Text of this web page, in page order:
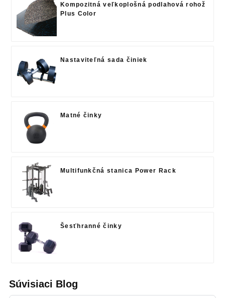
Kompozitná veľkoplošná podlahová rohož
Plus Color
Nastaviteľná sada činiek
Matné činky
Multifunkčná stanica Power Rack
Šesťhranné činky
Súvisiaci Blog